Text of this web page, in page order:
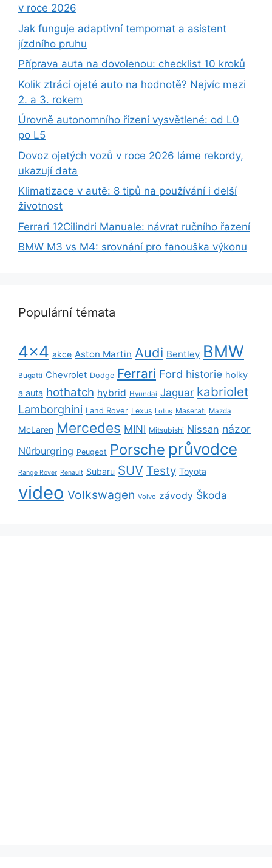
v roce 2026
Jak funguje adaptivní tempomat a asistent
jízdního pruhu
Příprava auta na dovolenou: checklist 10 kroků
Kolik ztrácí ojeté auto na hodnotě? Nejvíc mezi
2. a 3. rokem
Úrovně autonomního řízení vysvětlené: od L0
po L5
Dovoz ojetých vozů v roce 2026 láme rekordy,
ukazují data
Klimatizace v autě: 8 tipů na používání i delší
životnost
Ferrari 12Cilindri Manuale: návrat ručního řazení
BMW M3 vs M4: srovnání pro fanouška výkonu
Populární témata
4x4 akce Aston Martin Audi Bentley BMW
Bugatti Chevrolet Dodge Ferrari Ford historie holky
a auta hothatch hybrid Hyundai Jaguar kabriolet
Lamborghini Land Rover Lexus Lotus Maserati Mazda
McLaren Mercedes MINI Mitsubishi Nissan názor
Nürburgring Peugeot Porsche průvodce
Range Rover Renault Subaru SUV Testy Toyota
video Volkswagen Volvo závody Škoda